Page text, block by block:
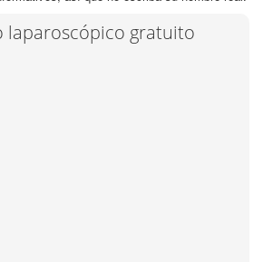
laparoscópico gratuito